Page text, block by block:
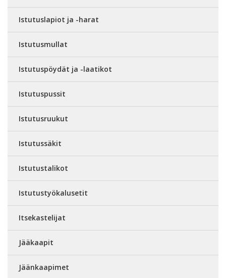
Istutuslapiot ja -harat
Istutusmullat
Istutuspöydät ja -laatikot
Istutuspussit
Istutusruukut
Istutussäkit
Istutustalikot
Istutustyökalusetit
Itsekastelijat
Jääkaapit
Jäänkaapimet